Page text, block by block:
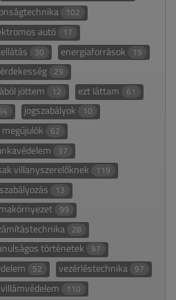
102
autó 17
30 energiaforrások 19
érdekesség 29
jöttem 12 ezt láttam 61
jogszabályok 10
megújulók 62
37
villanyszerelőknek 119
szabályozás 13
99
28
történetek 97
52 vezérléstechnika 97
villámvédelem 110